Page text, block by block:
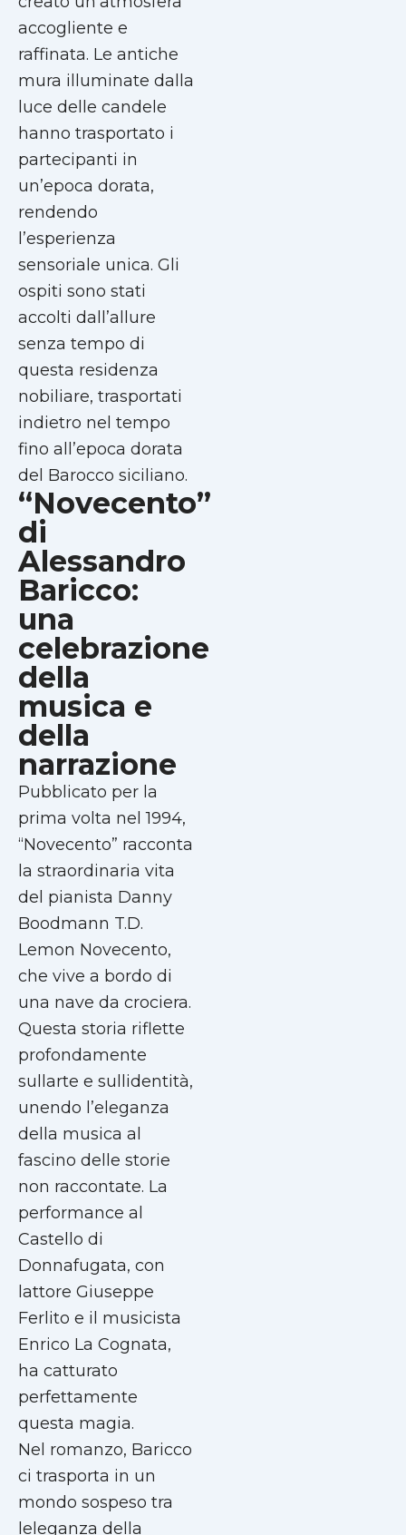
accogliente e
raffinata. Le antiche
mura illuminate dalla
luce delle candele
hanno trasportato i
partecipanti in
un’epoca dorata,
rendendo
l’esperienza
sensoriale unica. Gli
ospiti sono stati
accolti dall’allure
senza tempo di
questa residenza
nobiliare, trasportati
indietro nel tempo
fino all’epoca dorata
del Barocco siciliano.
“Novecento”
di
Alessandro
Baricco:
una
celebrazione
della
musica e
della
narrazione
Pubblicato per la
prima volta nel 1994,
“Novecento” racconta
la straordinaria vita
del pianista Danny
Boodmann T.D.
Lemon Novecento,
che vive a bordo di
una nave da crociera.
Questa storia riflette
profondamente
sullarte e sullidentità,
unendo l’eleganza
della musica al
fascino delle storie
non raccontate. La
performance al
Castello di
Donnafugata, con
lattore Giuseppe
Ferlito e il musicista
Enrico La Cognata,
ha catturato
perfettamente
questa magia.
Nel romanzo, Baricco
ci trasporta in un
mondo sospeso tra
leleganza della